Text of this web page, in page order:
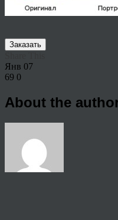
Заказать
Янв 07
69 0
About the